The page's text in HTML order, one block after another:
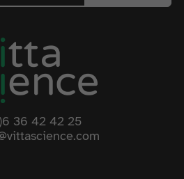
36 42 42 25